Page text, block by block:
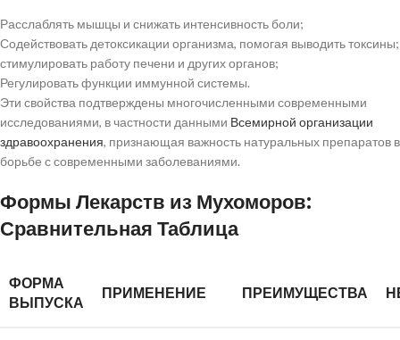
Расслаблять мышцы и снижать интенсивность боли;
Содействовать детоксикации организма, помогая выводить токсины;
стимулировать работу печени и других органов;
Регулировать функции иммунной системы.
Эти свойства подтверждены многочисленными современными
исследованиями, в частности данными Всемирной организации
здравоохранения, признающая важность натуральных препаратов в
борьбе с современными заболеваниями.
Формы Лекарств из Мухоморов:
Сравнительная Таблица
ФОРМА
ВЫПУСКА
ПРИМЕНЕНИЕ ПРЕИМУЩЕСТВА